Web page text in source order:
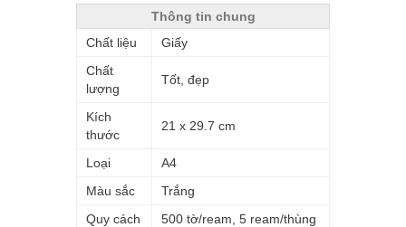
Thông tin chung
Chất liệu
Giấy
Chất
lượng
Tốt, đẹp
Kích
thước
21 x 29.7 cm
Loại
A4
Màu sắc
Trắng
Quy cách
500 tờ/ream, 5 ream/thùng